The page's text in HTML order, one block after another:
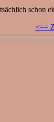
schon
<==